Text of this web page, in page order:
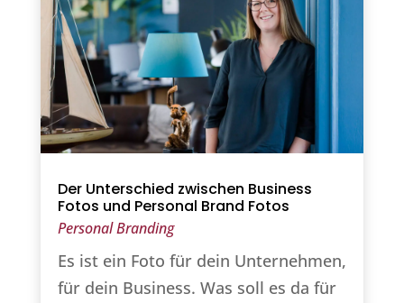
Der Unterschied zwischen Business
Fotos und Personal Brand Fotos
Personal Branding
Es ist ein Foto für dein Unternehmen,
für dein Business. Was soll es da für